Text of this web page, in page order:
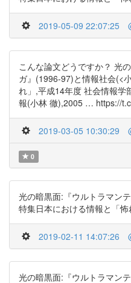
2019-05-09 22:07:25
こんな論文どうですか？ 光
ガ』(1996-97)と情報社会(<
れ」,平成14年度 社会情報学
報(小林 徹),2005 … https://
2019-03-05 10:30:29
0
光の暗黒面:『ウルトラマン
特集日本における情報と「
2019-02-11 14:07:26
光の暗黒面:『ウルトラマン